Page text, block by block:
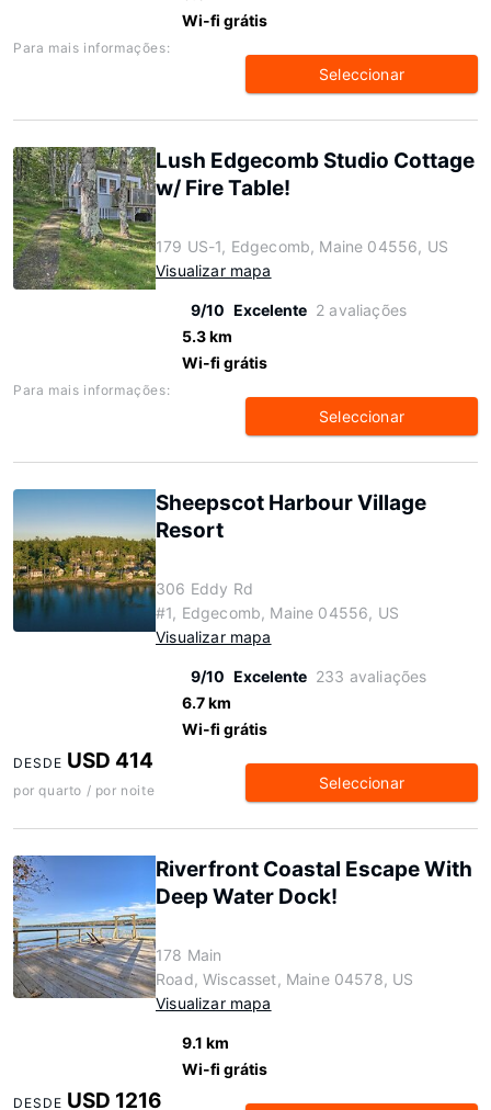
Wi-fi grátis
Para mais informações:
Seleccionar
Lush Edgecomb Studio Cottage
w/ Fire Table!
179 US-1, Edgecomb, Maine 04556, US
Visualizar mapa
9/10 Excelente 2 avaliações
5.3 km
Wi-fi grátis
Para mais informações:
Seleccionar
Sheepscot Harbour Village
Resort
306 Eddy Rd
#1, Edgecomb, Maine 04556, US
Visualizar mapa
9/10 Excelente 233 avaliações
6.7 km
Wi-fi grátis
DESDE USD 414
por quarto / por noite Seleccionar
Riverfront Coastal Escape With
Deep Water Dock!
178 Main
Road, Wiscasset, Maine 04578, US
Visualizar mapa
9.1 km
Wi-fi grátis
DESDE USD 1216